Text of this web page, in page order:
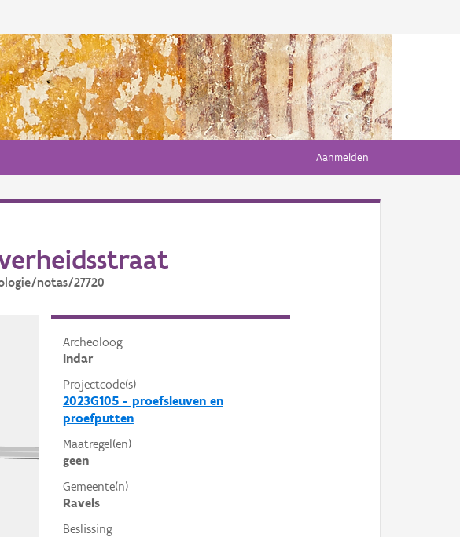
Aanmelden
notas/27720
Archeoloog
Indar
Projectcode(s)
2023G105 - proefsleuven en
proefputten
Maatregel(en)
geen
Gemeente(n)
Ravels
Beslissing